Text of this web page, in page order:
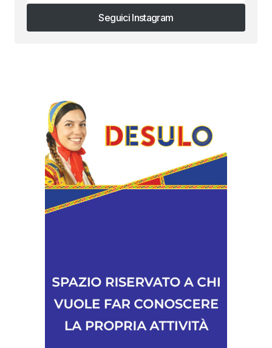
Seguici Instagram
Seguici Instagram